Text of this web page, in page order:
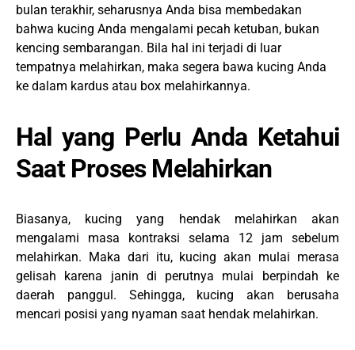
bulan terakhir, seharusnya Anda bisa membedakan
bahwa kucing Anda mengalami pecah ketuban, bukan
kencing sembarangan. Bila hal ini terjadi di luar
tempatnya melahirkan, maka segera bawa kucing Anda
ke dalam kardus atau box melahirkannya.
Hal yang Perlu Anda Ketahui
Saat Proses Melahirkan
Biasanya, kucing yang hendak melahirkan akan
mengalami masa kontraksi selama 12 jam sebelum
melahirkan. Maka dari itu, kucing akan mulai merasa
gelisah karena janin di perutnya mulai berpindah ke
daerah panggul. Sehingga, kucing akan berusaha
mencari posisi yang nyaman saat hendak melahirkan.